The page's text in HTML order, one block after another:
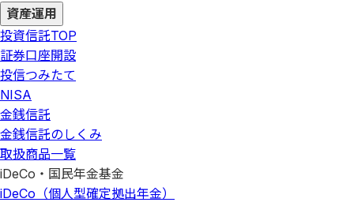
資産運用
投資信託TOP
証券口座開設
投信つみたて
NISA
金銭信託
金銭信託のしくみ
取扱商品一覧
iDeCo・国民年金基金
iDeCo（個人型確定拠出年金）